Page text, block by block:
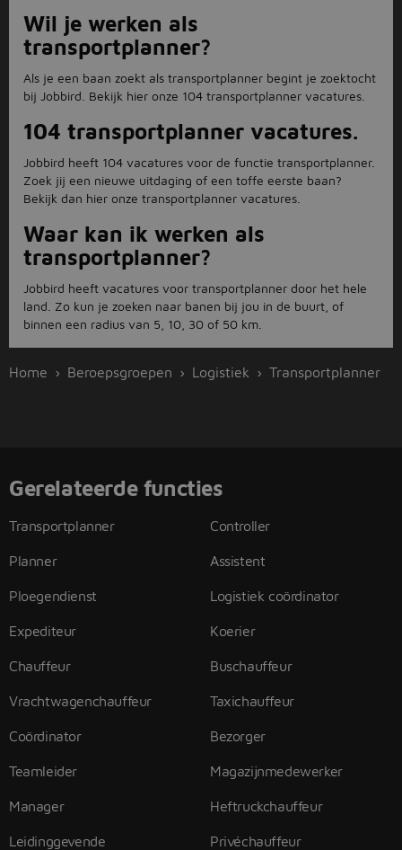
Wil je werken als
transportplanner?
Als je een baan zoekt als transportplanner begint je zoektocht
bij Jobbird. Bekijk hier onze 104 transportplanner vacatures.
104 transportplanner vacatures.
Jobbird heeft 104 vacatures voor de functie transportplanner.
Zoek jij een nieuwe uitdaging of een toffe eerste baan?
Bekijk dan hier onze transportplanner vacatures.
Waar kan ik werken als
transportplanner?
Jobbird heeft vacatures voor transportplanner door het hele
land. Zo kun je zoeken naar banen bij jou in de buurt, of
binnen een radius van 5, 10, 30 of 50 km.
Home Beroepsgroepen Logistiek Transportplanner
Gerelateerde functies
Transportplanner
Planner
Ploegendienst
Expediteur
Chauffeur
Vrachtwagenchauffeur
Coördinator
Teamleider
Manager
Leidinggevende
Controller
Assistent
Logistiek coördinator
Koerier
Buschauffeur
Taxichauffeur
Bezorger
Magazijnmedewerker
Heftruckchauffeur
Privéchauffeur